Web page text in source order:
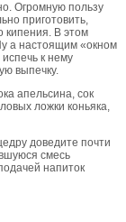
Огромную пользу
приготовить,
кипения. В этом
а настоящим «окном
к нему
выпечку.
апельсина, сок
ложки коньяка,
доведите почти
смесь
напиток